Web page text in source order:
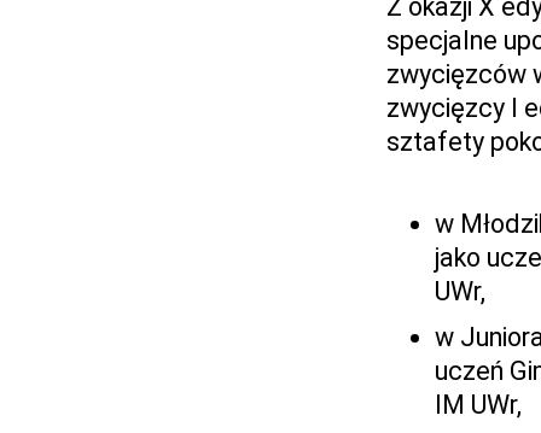
Z okazji X
specjalne
zwycięzców
zwycięzcy I
sztafety
w
jako
UWr,
w
uczeń
IM UWr,